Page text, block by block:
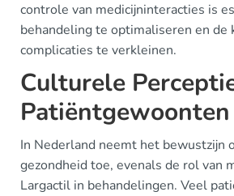
controle van medicijninteracties is
behandeling te optimaliseren en de
complicaties te verkleinen.
Culturele
Patiëntgewoonten
In Nederland neemt het bewustzijn
gezondheid toe, evenals de rol van
Largactil in behandelingen. Veel